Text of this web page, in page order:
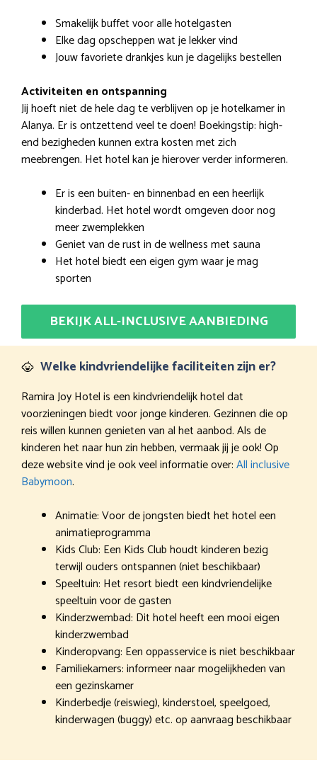
Smakelijk buffet voor alle hotelgasten
Elke dag opscheppen wat je lekker vind
Jouw favoriete drankjes kun je dagelijks bestellen
Activiteiten en ontspanning
Jij hoeft niet de hele dag te verblijven op je hotelkamer in
Alanya. Er is ontzettend veel te doen! Boekingstip: high-
end bezigheden kunnen extra kosten met zich
meebrengen. Het hotel kan je hierover verder informeren.
Er is een buiten- en binnenbad en een heerlijk
kinderbad. Het hotel wordt omgeven door nog
meer zwemplekken
Geniet van de rust in de wellness met sauna
Het hotel biedt een eigen gym waar je mag
sporten
BEKIJK ALL-INCLUSIVE AANBIEDING
Welke kindvriendelijke faciliteiten zijn er?
Ramira Joy Hotel is een kindvriendelijk hotel dat
voorzieningen biedt voor jonge kinderen. Gezinnen die op
reis willen kunnen genieten van al het aanbod. Als de
kinderen het naar hun zin hebben, vermaak jij je ook! Op
deze website vind je ook veel informatie over:All inclusive
Babymoon.
Animatie: Voor de jongsten biedt het hotel een
animatieprogramma
Kids Club: Een Kids Club houdt kinderen bezig
terwijl ouders ontspannen (niet beschikbaar)
Speeltuin: Het resort biedt een kindvriendelijke
speeltuin voor de gasten
Kinderzwembad: Dit hotel heeft een mooi eigen
kinderzwembad
Kinderopvang: Een oppasservice is niet beschikbaar
Familiekamers: informeer naar mogelijkheden van
een gezinskamer
Kinderbedje (reiswieg), kinderstoel, speelgoed,
kinderwagen (buggy) etc. op aanvraag beschikbaar